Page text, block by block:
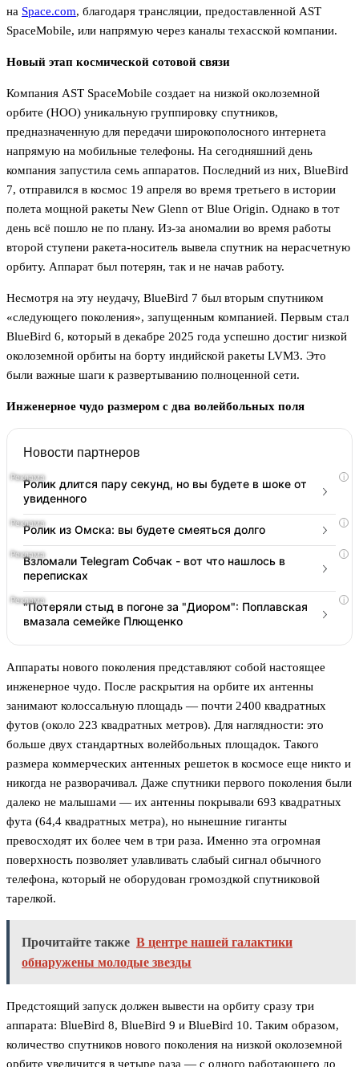
на Space.com, благодаря трансляции, предоставленной AST
SpaceMobile, или напрямую через каналы техасской компании.
Новый этап космической сотовой связи
Компания AST SpaceMobile создает на низкой околоземной
орбите (НОО) уникальную группировку спутников,
предназначенную для передачи широкополосного интернета
напрямую на мобильные телефоны. На сегодняшний день
компания запустила семь аппаратов. Последний из них, BlueBird
7, отправился в космос 19 апреля во время третьего в истории
полета мощной ракеты New Glenn от Blue Origin. Однако в тот
день всё пошло не по плану. Из-за аномалии во время работы
второй ступени ракета-носитель вывела спутник на нерасчетную
орбиту. Аппарат был потерян, так и не начав работу.
Несмотря на эту неудачу, BlueBird 7 был вторым спутником
«следующего поколения», запущенным компанией. Первым стал
BlueBird 6, который в декабре 2025 года успешно достиг низкой
околоземной орбиты на борту индийской ракеты LVM3. Это
были важные шаги к развертыванию полноценной сети.
Инженерное чудо размером с два волейбольных поля
Новости партнеров
i
Ролик длится пару секунд, но вы будете в шоке от
увиденного
i
Ролик из Омска: вы будете смеяться долго
i
Взломали Telegram Собчак - вот что нашлось в
переписках
i
"Потеряли стыд в погоне за "Диором": Поплавская
вмазала семейке Плющенко
Аппараты нового поколения представляют собой настоящее
инженерное чудо. После раскрытия на орбите их антенны
занимают колоссальную площадь — почти 2400 квадратных
футов (около 223 квадратных метров). Для наглядности: это
больше двух стандартных волейбольных площадок. Такого
размера коммерческих антенных решеток в космосе еще никто и
никогда не разворачивал. Даже спутники первого поколения были
далеко не малышами — их антенны покрывали 693 квадратных
фута (64,4 квадратных метра), но нынешние гиганты
превосходят их более чем в три раза. Именно эта огромная
поверхность позволяет улавливать слабый сигнал обычного
телефона, который не оборудован громоздкой спутниковой
тарелкой.
Прочитайте также В центре нашей галактики
обнаружены молодые звезды
Предстоящий запуск должен вывести на орбиту сразу три
аппарата: BlueBird 8, BlueBird 9 и BlueBird 10. Таким образом,
количество спутников нового поколения на низкой околоземной
орбите увеличится в четыре раза — с одного работающего до